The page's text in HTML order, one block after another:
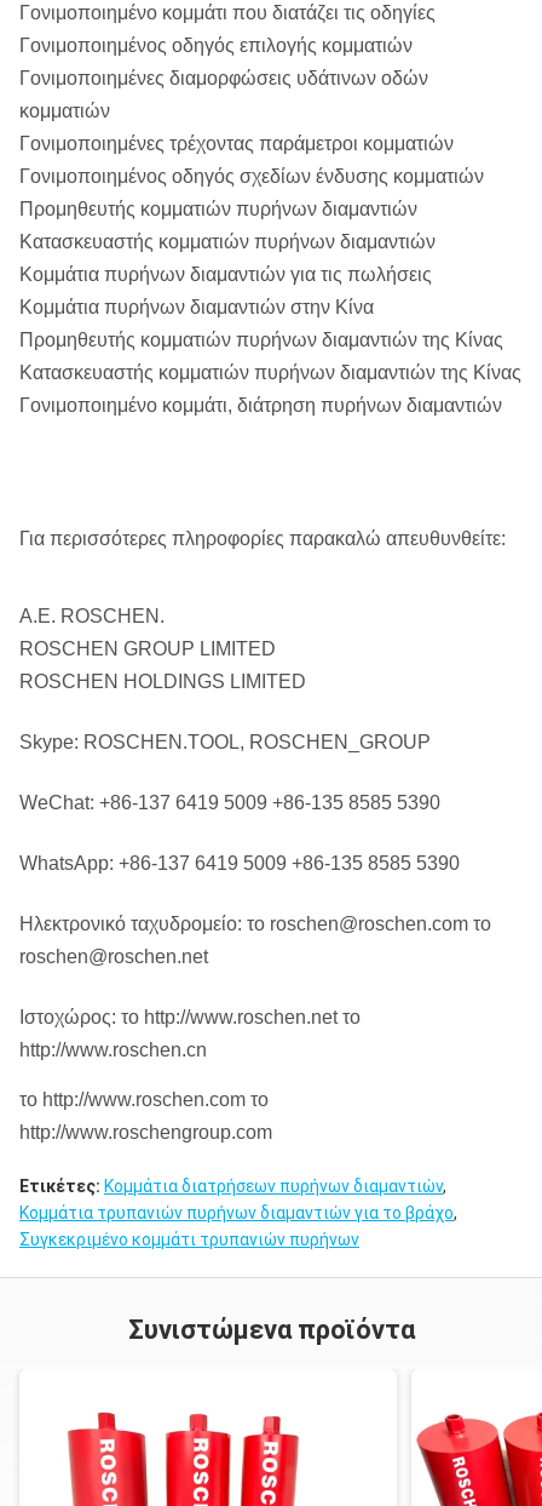
Γονιμοποιημένο κομμάτι που διατάζει τις οδηγίες
Γονιμοποιημένος οδηγός επιλογής κομματιών
Γονιμοποιημένες διαμορφώσεις υδάτινων οδών
κομματιών
Γονιμοποιημένες τρέχοντας παράμετροι κομματιών
Γονιμοποιημένος οδηγός σχεδίων ένδυσης κομματιών
Προμηθευτής κομματιών πυρήνων διαμαντιών
Κατασκευαστής κομματιών πυρήνων διαμαντιών
Κομμάτια πυρήνων διαμαντιών για τις πωλήσεις
Κομμάτια πυρήνων διαμαντιών στην Κίνα
Προμηθευτής κομματιών πυρήνων διαμαντιών της Κίνας
Κατασκευαστής κομματιών πυρήνων διαμαντιών της Κίνας
Γονιμοποιημένο κομμάτι, διάτρηση πυρήνων διαμαντιών
Για περισσότερες πληροφορίες παρακαλώ απευθυνθείτε:
Α.Ε. ROSCHEN.
ROSCHEN GROUP LIMITED
ROSCHEN HOLDINGS LIMITED
Skype: ROSCHEN.TOOL, ROSCHEN_GROUP
WeChat: +86-137 6419 5009 +86-135 8585 5390
WhatsApp: +86-137 6419 5009 +86-135 8585 5390
Ηλεκτρονικό ταχυδρομείο: το roschen@roschen.com το
roschen@roschen.net
Ιστοχώρος: το http://www.roschen.net το
http://www.roschen.cn
το http://www.roschen.com το
http://www.roschengroup.com
Ετικέτες: Κομμάτια διατρήσεων πυρήνων διαμαντιών,
Κομμάτια τρυπανιών πυρήνων διαμαντιών για το βράχο,
Συγκεκριμένο κομμάτι τρυπανιών πυρήνων
Συνιστώμενα προϊόντα